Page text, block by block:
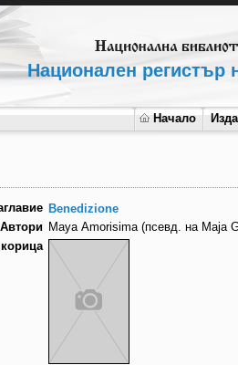
Национален регистър
Начало
Benedizione
Автори Maya Amorisima (псевд. на Maja